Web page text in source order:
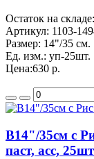
Остаток на складе:
Артикул: 1103-
Размер: 14"/35 см.
Ед. изм.: уп-25шт.
Цена:630 р.
B14"/35см с
паст, асс, 25шт